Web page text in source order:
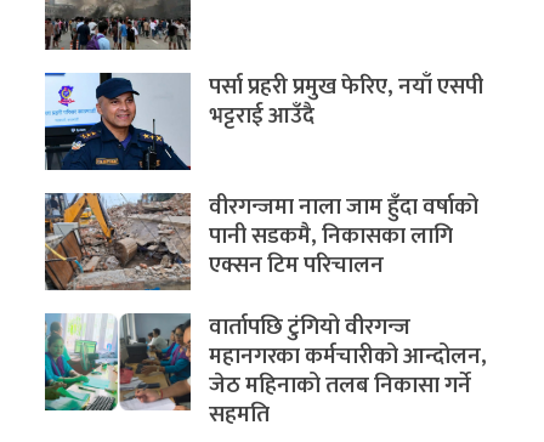
पर्सा प्रहरी प्रमुख फेरिए, नयाँ एसपी
भट्टराई आउँदै
वीरगन्जमा नाला जाम हुँदा वर्षाको
पानी सडकमै, निकासका लागि
एक्सन टिम परिचालन
वार्तापछि टुंगियो वीरगन्ज
महानगरका कर्मचारीको आन्दोलन,
जेठ महिनाको तलब निकासा गर्ने
सहमति